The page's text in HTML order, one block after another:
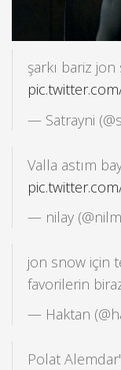
şarkı bariz jon
— Satrayni
Valla astım
— nilay
jon snow için
favorilerin
— Haktan
Polat